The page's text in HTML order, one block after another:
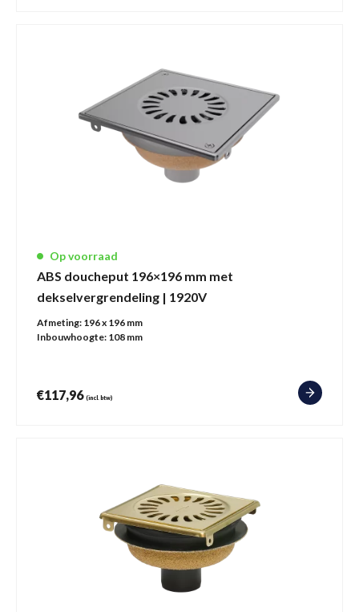
Op voorraad
ABS doucheput 196×196 mm met
dekselvergrendeling | 1920V
Afmeting: 196 x 196 mm
Inbouwhoogte: 108 mm
€117,96 (incl. btw)